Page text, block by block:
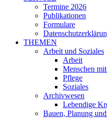
Termine 2026
Publikationen
Formulare
THEMEN
Arbeit und Soziales
Arbeit
Menschen
Pflege
Soziales
Archivwesen
Lebendige
Bauen, Planung